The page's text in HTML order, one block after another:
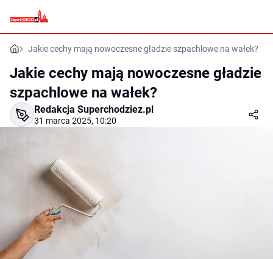
Jakie cechy mają nowoczesne gładzie szpachlowe na wałek?
Jakie cechy mają nowoczesne gładzie
szpachlowe na wałek?
Redakcja Superchodziez.pl
31 marca 2025, 10:20